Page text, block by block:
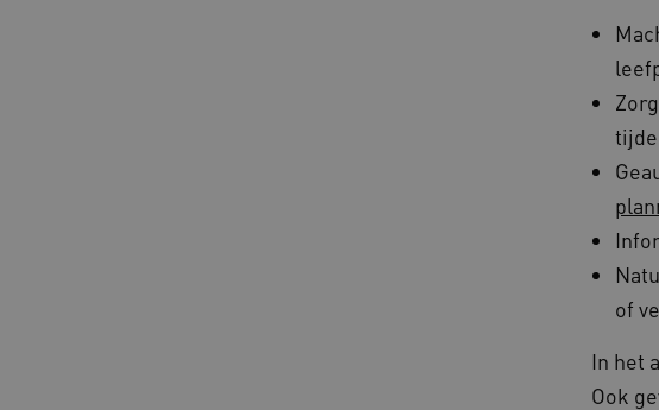
of
In het
Ook